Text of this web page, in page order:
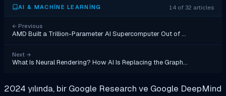
AI & MACHINE LEARNING 14 of 32 articles
← Previous
AMD Built a Trillion-Parameter AI Supercomputer Out of …
Next →
What Is Neural Rendering? How AI Is Replacing the Graph…
2024 yılında, bir Google Research ve Google DeepMind